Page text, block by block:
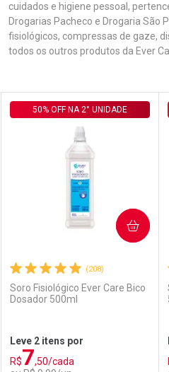
cuidados e higiene pessoal,
Drogarias Pacheco e Drogaria São
fisiológicos, compressas de gaze,
todos os outros produtos da Ever
Prateleira
(208)
Soro Fisiológico Ever Care Bico
Dosador 500ml
50% OFF NA 2° UNIDADE
Leve 2 itens por
R$7,50/cada
COMPRAR